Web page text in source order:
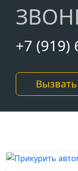
+7 (919)